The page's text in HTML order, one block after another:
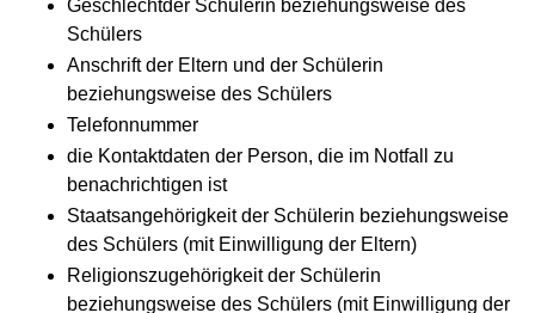
Geschlechtder Schülerin beziehungsweise des
Schülers
Anschrift der Eltern und der Schülerin
beziehungsweise des Schülers
Telefonnummer
die Kontaktdaten der Person, die im Notfall zu
benachrichtigen ist
Staatsangehörigkeit der Schülerin beziehungsweise
des Schülers (mit Einwilligung der Eltern)
Religionszugehörigkeit der Schülerin
beziehungsweise des Schülers (mit Einwilligung der